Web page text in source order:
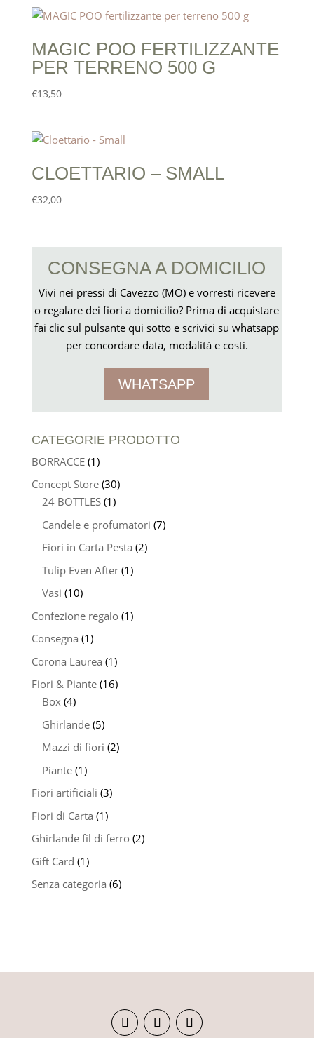
da
a
€55,00
MAGIC POO FERTILIZZANTE
PER TERRENO 500 G
€13,50
CLOETTARIO – SMALL
€32,00
CONSEGNA A DOMICILIO
Vivi nei pressi di Cavezzo (MO) e vorresti ricevere
o regalare dei fiori a domicilio? Prima di acquistare
fai clic sul pulsante qui sotto e scrivici su whatsapp
per concordare data, modalità e costi.
WHATSAPP
CATEGORIE PRODOTTO
BORRACCE (1)
Concept Store (30)
24 BOTTLES (1)
Candele e profumatori (7)
Fiori in Carta Pesta (2)
Tulip Even After (1)
Vasi (10)
Confezione regalo (1)
Consegna (1)
Corona Laurea (1)
Fiori & Piante (16)
Box (4)
Ghirlande (5)
Mazzi di fiori (2)
Piante (1)
Fiori artificiali (3)
Fiori di Carta (1)
Ghirlande fil di ferro (2)
Gift Card (1)
Senza categoria (6)